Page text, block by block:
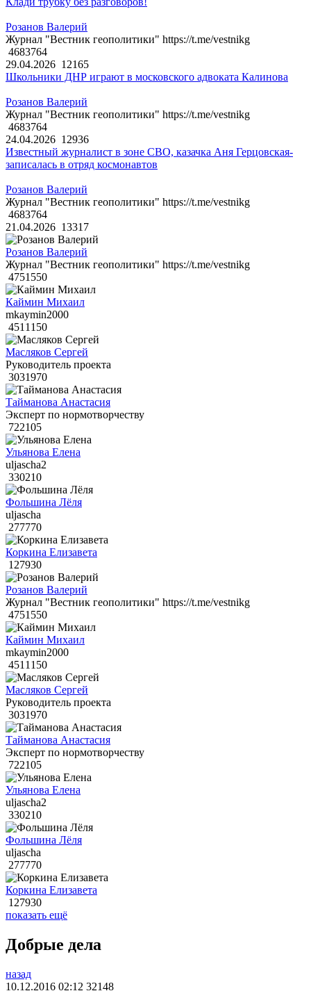
Розанов Валерий
Журнал "Вестник геополитики" https://t.me/vestnikg
4683764
29.04.2026 12165
Школьники ДНР играют в московского адвоката Калинова
Розанов Валерий
Журнал "Вестник геополитики" https://t.me/vestnikg
4683764
24.04.2026 12936
Известный журналист в зоне СВО, казачка Аня Герцовская-
записалась в отряд космонавтов
Розанов Валерий
Журнал "Вестник геополитики" https://t.me/vestnikg
4683764
21.04.2026 13317
Розанов Валерий
Журнал "Вестник геополитики" https://t.me/vestnikg
4751550
Каймин Михаил
mkaymin2000
4511150
Масляков Сергей
Руководитель проекта
3031970
Тайманова Анастасия
Эксперт по нормотворчеству
722105
Ульянова Елена
uljascha2
330210
Фольшина Лёля
uljascha
277770
Коркина Елизавета
127930
Розанов Валерий
Журнал "Вестник геополитики" https://t.me/vestnikg
4751550
Каймин Михаил
mkaymin2000
4511150
Масляков Сергей
Руководитель проекта
3031970
Тайманова Анастасия
Эксперт по нормотворчеству
722105
Ульянова Елена
uljascha2
330210
Фольшина Лёля
uljascha
277770
Коркина Елизавета
127930
показать ещё
Добрые дела
назад
10.12.2016 02:12 32148